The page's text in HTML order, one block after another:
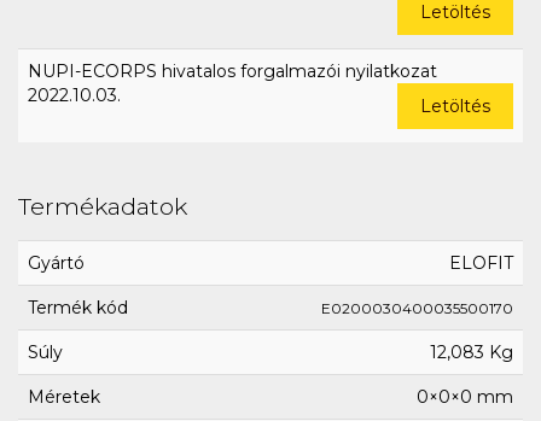
Letöltés
NUPI-ECORPS hivatalos forgalmazói nyilatkozat
2022.10.03.
Letöltés
Termékadatok
Gyártó ELOFIT
Termék kód E0200030400035500170
Súly 12,083 Kg
Méretek 0×0×0 mm